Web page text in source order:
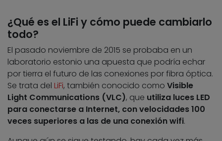
¿Qué es el LiFi y cómo puede cambiarlo
todo?
El pasado noviembre de 2015 se probaba en un
laboratorio estonio una apuesta que podría echar
por tierra el futuro de las conexiones por fibra óptica.
Se trata del LiFi, también conocido como Visible
Light Communications (VLC), que utiliza luces LED
para conectarse a Internet, con velocidades 100
veces superiores a las de una conexión wifi.